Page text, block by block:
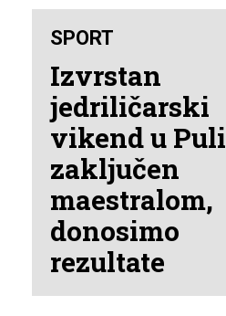
SPORT
Izvrstan
jedriličarski
vikend u Puli
zaključen
maestralom,
donosimo
rezultate